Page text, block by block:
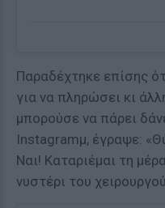
Παραδέχτηκε επίσης
για να πληρώσει κι
μπορούσε να πάρει
Instagramμ, έγραψε:
Ναι! Καταριέμαι τη
νυστέρι του